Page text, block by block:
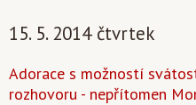
15. 5. 2014 čtvrtek
Adorace s možností
rozhovoru - nepřítomen